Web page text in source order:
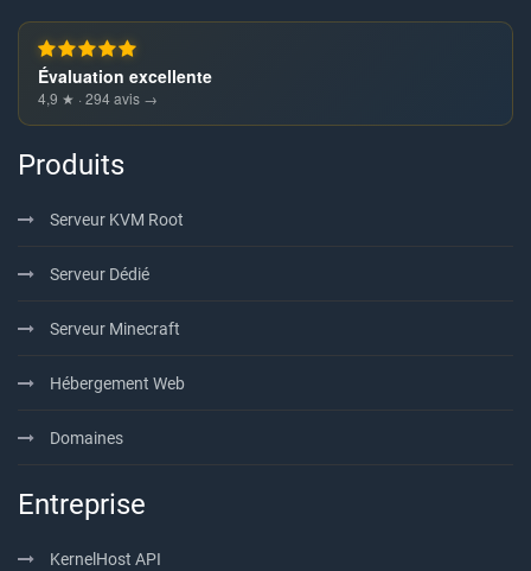
Évaluation excellente
4,9 ★ · 294 avis →
Produits
Serveur KVM Root
Serveur Dédié
Serveur Minecraft
Hébergement Web
Domaines
Entreprise
KernelHost API